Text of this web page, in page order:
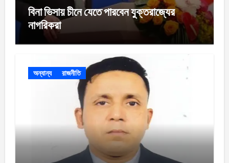
বিনা ভিসায় চীনে যেতে পারবেন যুক্তরাজ্যের
নাগরিকরা
অন্যান্য রাজনীতি